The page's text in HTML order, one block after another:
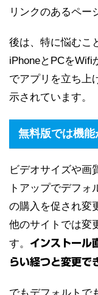
リンクのあるペー
後は、特に悩むこ
iPhoneとPCをWifi
でアプリを立ち上
示されています。
無料版では機能
ビデオサイズや画
トアップでデフォ
の購入を促され変
他のサイトでは変
す。
インストール
らい経つと変更で